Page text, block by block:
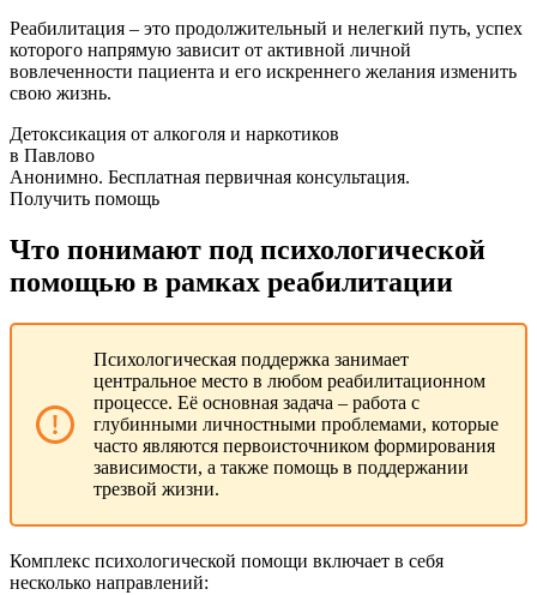
Реабилитация – это продолжительный и нелегкий путь, успех
которого напрямую зависит от активной личной
вовлеченности пациента и его искреннего желания изменить
свою жизнь.
Детоксикация от алкоголя и наркотиков
в Павлово
Анонимно. Бесплатная первичная консультация.
Получить помощь
Что понимают под психологической
помощью в рамках реабилитации
Психологическая поддержка занимает
центральное место в любом реабилитационном
процессе. Её основная задача – работа с
глубинными личностными проблемами, которые
часто являются первоисточником формирования
зависимости, а также помощь в поддержании
трезвой жизни.
Комплекс психологической помощи включает в себя
несколько направлений: